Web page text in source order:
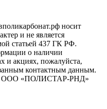
носит
и не является
статьей 437 ГК РФ.
о наличии
и акциях, пожалуйста,
контактным данным.
ООО «ПОЛИСТАР-РНД»